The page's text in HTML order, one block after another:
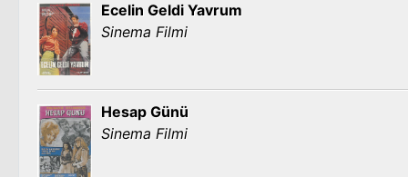
Ecelin Geldi Yavrum
Sinema Filmi
Hesap Günü
Sinema Filmi